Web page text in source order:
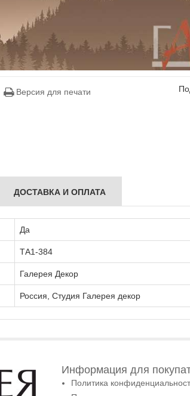
Версия для печати
ДОСТАВКА И ОПЛАТА
Да
ТА1-384
Галерея Декор
Россия, Студия Галерея декор
Информация для
Политика